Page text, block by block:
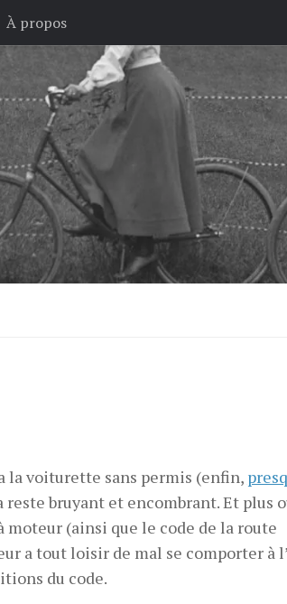
À propos
la voiturette sans permis (enfin,
reste bruyant et encombrant. Et plus
(ainsi que le code de la route
a tout loisir de mal se comporter à
du code.